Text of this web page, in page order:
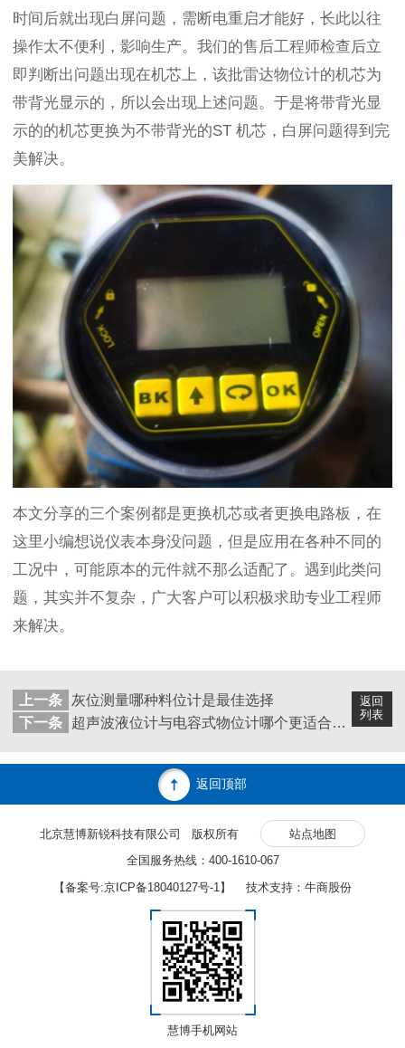
时间后就出现白屏问题，需断电重启才能好，长此以往
操作太不便利，影响生产。我们的售后工程师检查后立
即判断出问题出现在机芯上，该批雷达物位计的机芯为
带背光显示的，所以会出现上述问题。于是将带背光显
示的的机芯更换为不带背光的ST 机芯，白屏问题得到完
美解决。
本文分享的三个案例都是更换机芯或者更换电路板，在
这里小编想说仪表本身没问题，但是应用在各种不同的
工况中，可能原本的元件就不那么适配了。遇到此类问
题，其实并不复杂，广大客户可以积极求助专业工程师
来解决。
返回
列表
上一条
灰位测量哪种料位计是最佳选择
下一条
超声波液位计与电容式物位计哪个更适合测量纸浆罐
返回顶部
北京慧博新锐科技有限公司 版权所有
站点地图
全国服务热线：400-1610-067
【备案号:京ICP备18040127号-1 】 技术支持：牛商股份
慧博手机网站